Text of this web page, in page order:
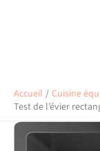
Accueil
Cuisine
Test de l’évier